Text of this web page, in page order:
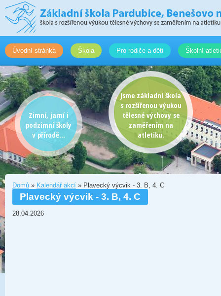
Úvodní stránka Škola Pro rodiče a děti Školní
Zimní, jarní i
podzimní školy
v přírodě...
Jsme základní škola
s rozšířenou výukou
tělesné výchovy se
zaměřením na
atletiku.
Domů » Kalendář akcí » Plavecký výcvik - 3. B, 4. C
Plavecký výcvik - 3. B, 4. C
28.04.2026